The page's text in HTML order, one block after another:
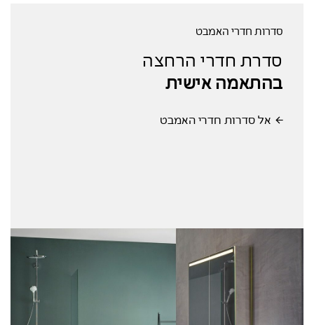
סדרות חדרי האמבט
סדרת חדרי הרחצה
בהתאמה אישית
אל סדרות חדרי האמבט